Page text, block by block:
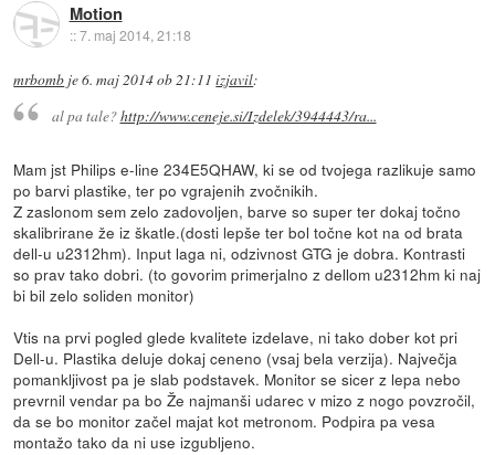
Motion
::7. maj 2014, 21:18
mrbomb je6. maj 2014 ob 21:11 izjavil:
al pa tale?http://www.ceneje.si/Izdelek/3944443/ra...
Mam jst Philips e-line 234E5QHAW, ki se od tvojega razlikuje samo
po barvi plastike, ter po vgrajenih zvočnikih.
Z zaslonom sem zelo zadovoljen, barve so super ter dokaj točno
skalibrirane že iz škatle.(dosti lepše ter bol točne kot na od brata
dell-u u2312hm). Input laga ni, odzivnost GTG je dobra. Kontrasti
so prav tako dobri. (to govorim primerjalno z dellom u2312hm ki naj
bi bil zelo soliden monitor)
Vtis na prvi pogled glede kvalitete izdelave, ni tako dober kot pri
Dell-u. Plastika deluje dokaj ceneno (vsaj bela verzija). Največja
pomankljivost pa je slab podstavek. Monitor se sicer z lepa nebo
prevrnil vendar pa bo Že najmanši udarec v mizo z nogo povzročil,
da se bo monitor začel majat kot metronom. Podpira pa vesa
montažo tako da ni use izgubljeno.